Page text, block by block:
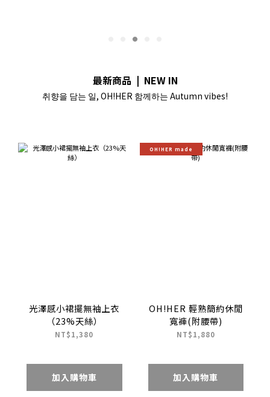
最新商品 | NEW IN
취향을 담는 일, OH!HER 함께하는 Autumn vibes!
光澤感小裙擺無袖上衣
（23%天絲）
NT$1,380
加入購物車
OH!HER made
OH!HER 輕熟簡約休閒
寬褲(附腰帶)
NT$1,880
加入購物車